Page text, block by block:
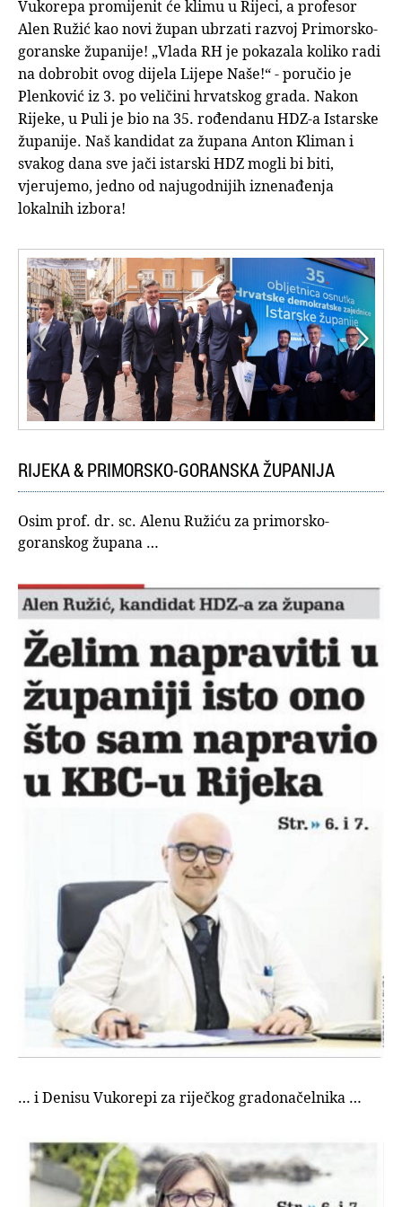
Vukorepa promijenit će klimu u Rijeci, a profesor
Alen Ružić kao novi župan ubrzati razvoj Primorsko-
goranske županije! „Vlada RH je pokazala koliko radi
na dobrobit ovog dijela Lijepe Naše!“ - poručio je
Plenković iz 3. po veličini hrvatskog grada. Nakon
Rijeke, u Puli je bio na 35. rođendanu HDZ-a Istarske
županije. Naš kandidat za župana Anton Kliman i
svakog dana sve jači istarski HDZ mogli bi biti,
vjerujemo, jedno od najugodnijih iznenađenja
lokalnih izbora!


RIJEKA & PRIMORSKO-GORANSKA ŽUPANIJA
Osim prof. dr. sc. Alenu Ružiću za primorsko-
goranskog župana …
… i Denisu Vukorepi za riječkog gradonačelnika …